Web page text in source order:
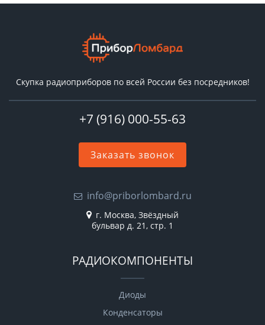
Скупка радиоприборов по всей России без посредников!
+7 (916) 000-55-63
Заказать звонок
info@priborlombard.ru
г. Москва, Звёздный
бульвар д. 21, стр. 1
РАДИОКОМПОНЕНТЫ
Диоды
Конденсаторы